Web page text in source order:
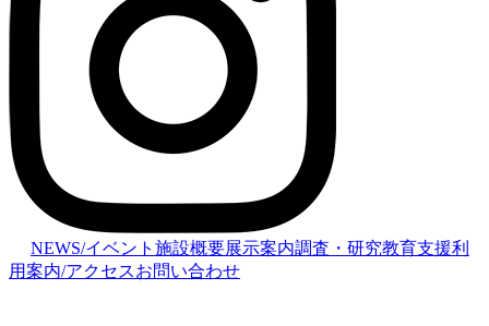
NEWS/イベント 施設概要展示案内調査・研究教育支援利
用案内/アクセスお問い合わせ